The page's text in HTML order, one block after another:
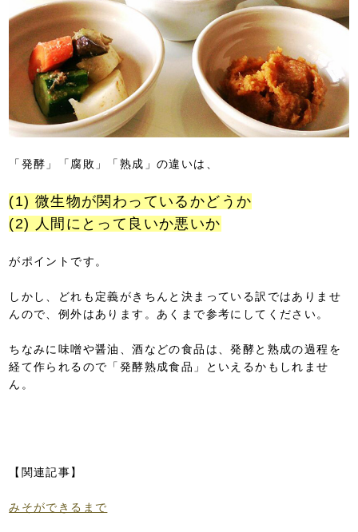
「発酵」「腐敗」「熟成」の違いは、
(1) 微生物が関わっているかどうか
(2) 人間にとって良いか悪いか
がポイントです。
しかし、どれも定義がきちんと決まっている訳ではありませ
んので、例外はあります。あくまで参考にしてください。
ちなみに味噌や醤油、酒などの食品は、発酵と熟成の過程を
経て作られるので「発酵熟成食品」といえるかもしれませ
ん。
【関連記事】
みそができるまで